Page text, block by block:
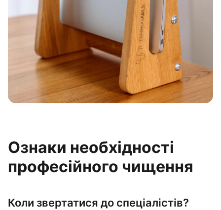
Ознаки необхідності
професійного чищення
Коли звертатися до спеціалістів?